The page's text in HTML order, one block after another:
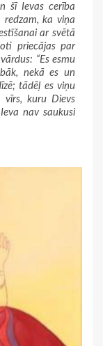
šī Ievas cerība
redzam, ka viņa
ar svētā
priecājas par
“Es esmu
nekā es un
tādēļ es viņu
kuru Dievs
nav saukusi